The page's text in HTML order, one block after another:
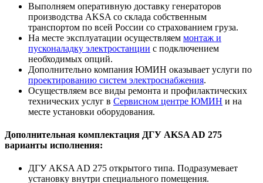
Выполняем оперативную доставку генераторов
производства AKSA со склада собственным
транспортом по всей России со страхованием груза.
На месте эксплуатации осуществляем монтаж и
пусконаладку электростанции с подключением
необходимых опций.
Дополнительно компания ЮМИН оказывает услуги по
проектированию систем электроснабжения.
Осуществляем все виды ремонта и профилактических
технических услуг в Сервисном центре ЮМИН и на
месте установки оборудования.
Дополнительная комплектация ДГУ AKSA AD 275
варианты исполнения:
ДГУ AKSA AD 275 открытого типа. Подразумевает
установку внутри специального помещения.